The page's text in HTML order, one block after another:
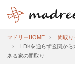
マドリーHOME
間取り
LDKを通らず玄関か
ある家の間取り